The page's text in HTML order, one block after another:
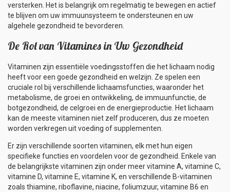
versterken. Het is belangrijk om regelmatig te bewegen en actief
te blijven om uw immuunsysteem te ondersteunen en uw
algehele gezondheid te bevorderen.
De Rol van Vitamines in Uw Gezondheid
Vitaminen zijn essentiële voedingsstoffen die het lichaam nodig
heeft voor een goede gezondheid en welzijn. Ze spelen een
cruciale rol bij verschillende lichaamsfuncties, waaronder het
metabolisme, de groei en ontwikkeling, de immuunfunctie, de
botgezondheid, de celgroei en de energieproductie. Het lichaam
kan de meeste vitaminen niet zelf produceren, dus ze moeten
worden verkregen uit voeding of supplementen.
Er zijn verschillende soorten vitaminen, elk met hun eigen
specifieke functies en voordelen voor de gezondheid. Enkele van
de belangrijkste vitaminen zijn onder meer vitamine A, vitamine C,
vitamine D, vitamine E, vitamine K, en verschillende B-vitaminen
zoals thiamine, riboflavine, niacine, foliumzuur, vitamine B6 en